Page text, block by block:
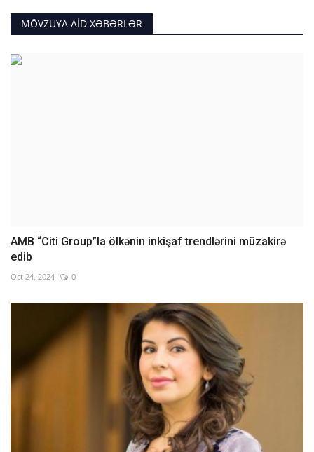
MÖVZUYA AID XƏBƏRLƏR
AMB “Citi Group”la ölkənin inkişaf trendlərini müzakirə
edib
Oct 24, 2024 0